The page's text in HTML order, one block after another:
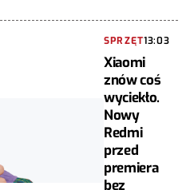
SPRZĘT13:03
Xiaomi
znów coś
wyciekło.
Nowy
Redmi
przed
premiera
bez